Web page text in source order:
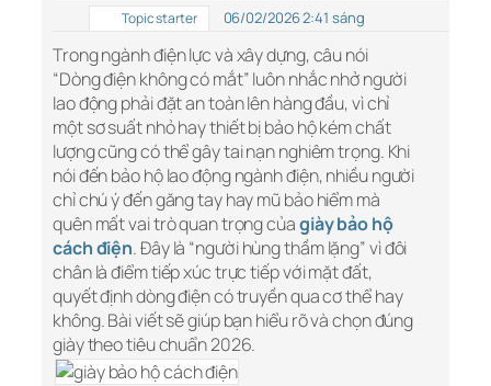
Topic starter 06/02/2026 2:41 sáng
Trong ngành điện lực và xây dựng, câu nói
“Dòng điện không có mắt” luôn nhắc nhở người
lao động phải đặt an toàn lên hàng đầu, vì chỉ
một sơ suất nhỏ hay thiết bị bảo hộ kém chất
lượng cũng có thể gây tai nạn nghiêm trọng. Khi
nói đến bảo hộ lao động ngành điện, nhiều người
chỉ chú ý đến găng tay hay mũ bảo hiểm mà
quên mất vai trò quan trọng củagiày bảo hộ
cách điện. Đây là “người hùng thầm lặng” vì đôi
chân là điểm tiếp xúc trực tiếp với mặt đất,
quyết định dòng điện có truyền qua cơ thể hay
không. Bài viết sẽ giúp bạn hiểu rõ và chọn đúng
giày theo tiêu chuẩn 2026.